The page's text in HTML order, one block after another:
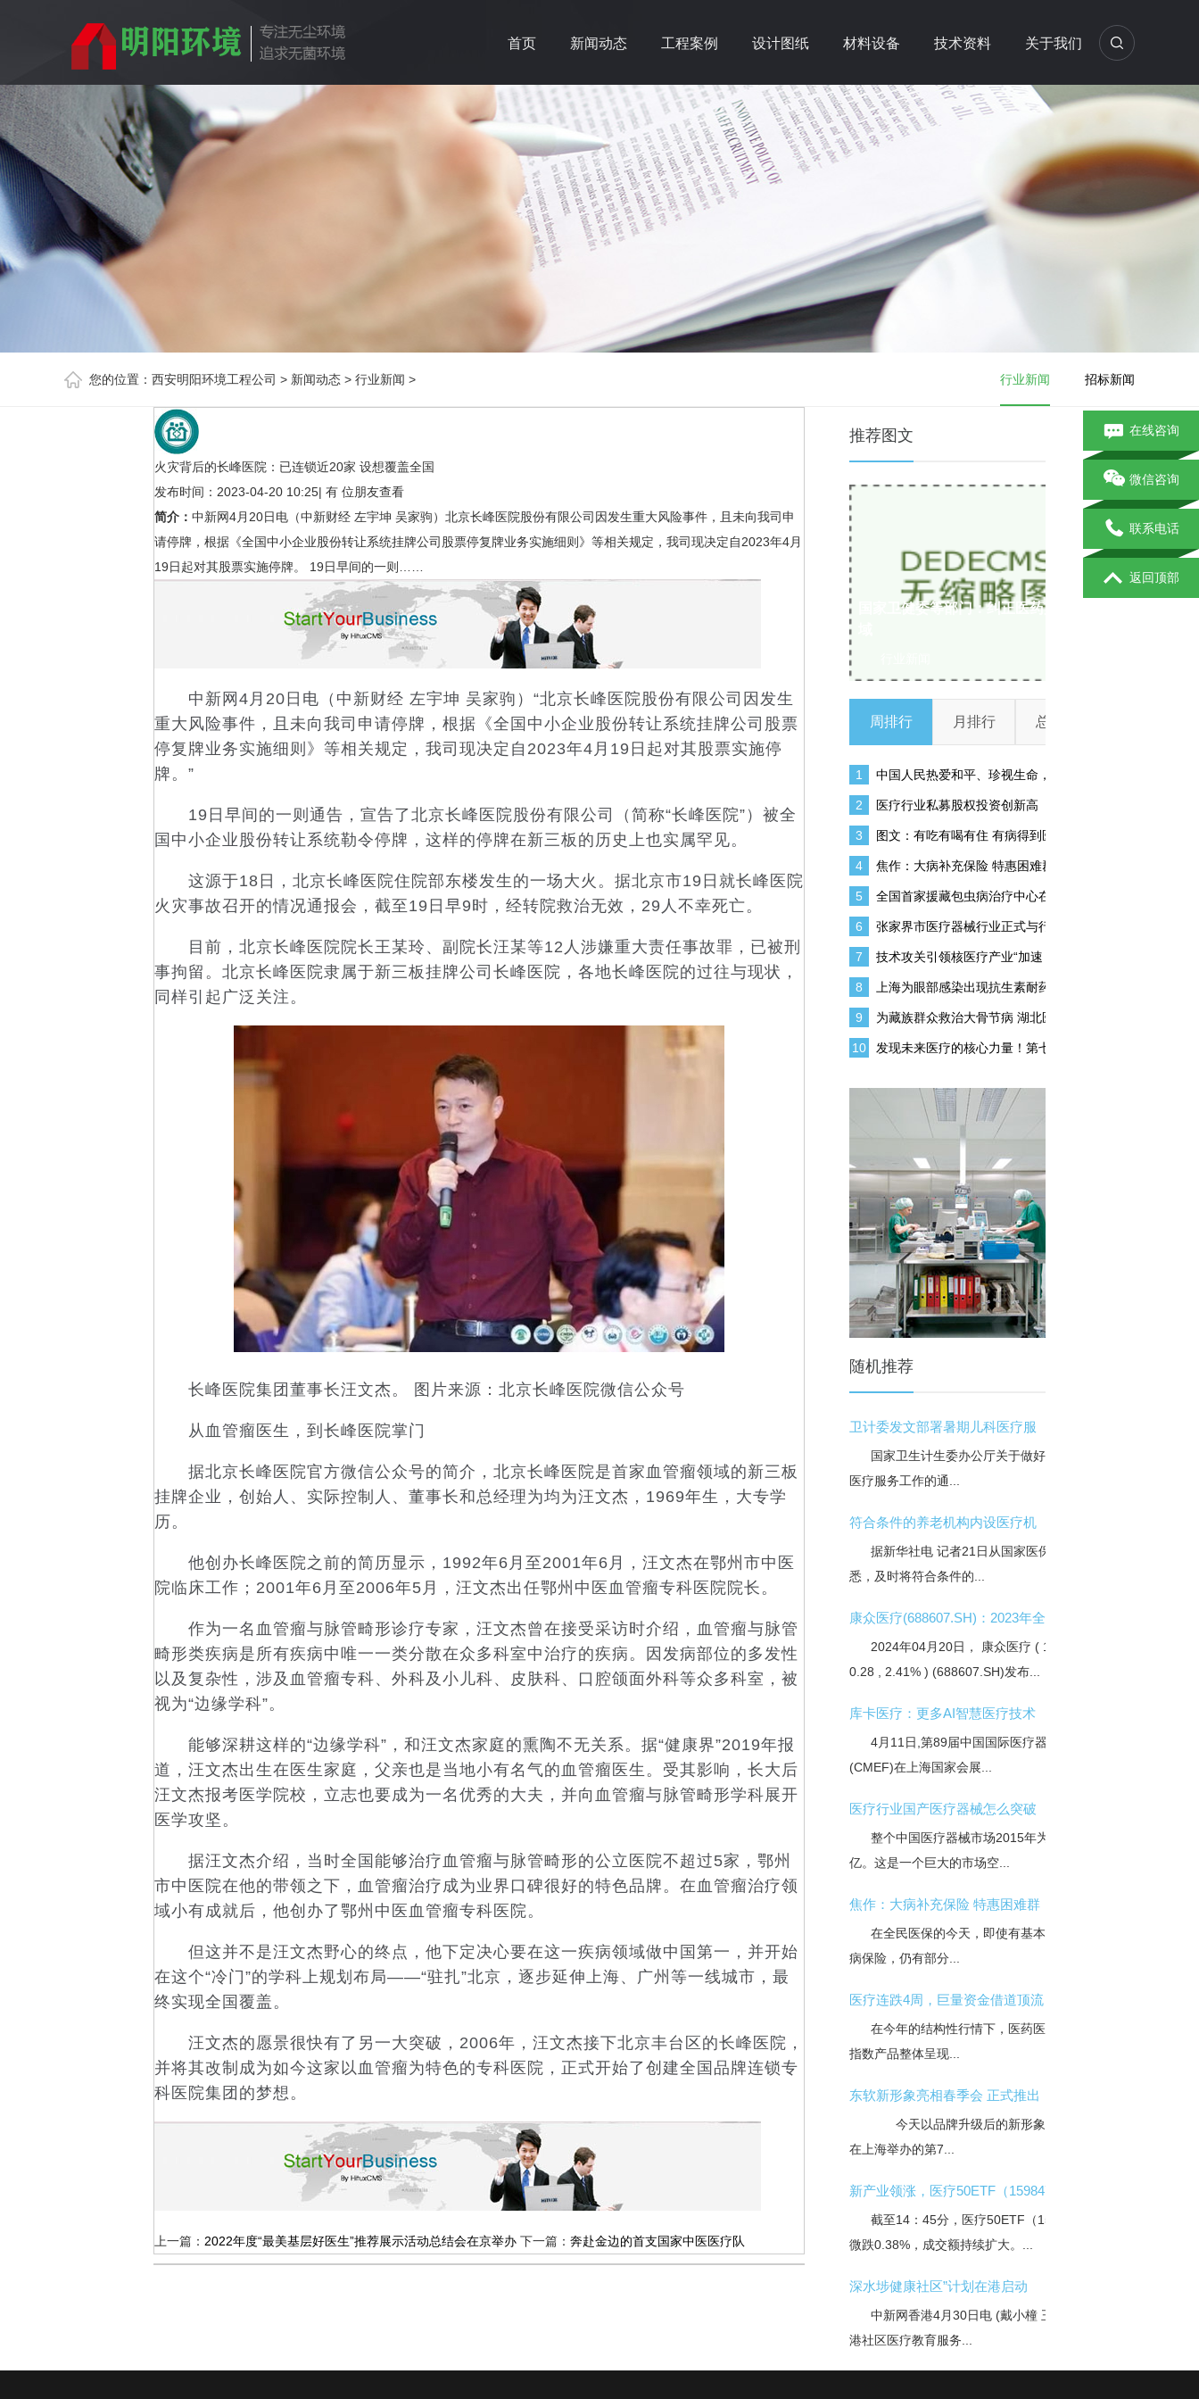
首页 新闻动态 工程案例 设计图纸 材料设备 技术资料 关于我们
您的位置： 西安明阳环境工程公司 > 新闻动态 > 行业新闻 > 行业新闻 招标新闻
火灾背后的长峰医院：已连锁近20家 设想覆盖全国
发布时间：2023-04-20 10:25| 有 位朋友查看
简介： 中新网4月20日电（中新财经 左宇坤 吴家驹）北京长峰医院股份有限公司因发生重大风险事件，且未向我司申
请停牌，根据《全国中小企业股份转让系统挂牌公司股票停复牌业务实施细则》等相关规定，我司现决定自2023年4月
19日起对其股票实施停牌。 19日早间的一则……
中新网4月20日电（中新财经 左宇坤 吴家驹）“北京长峰医院股份有限公司因发生
重大风险事件，且未向我司申请停牌，根据《全国中小企业股份转让系统挂牌公司股票
停复牌业务实施细则》等相关规定，我司现决定自2023年4月19日起对其股票实施停
牌。”
19日早间的一则通告，宣告了北京长峰医院股份有限公司（简称“长峰医院”）被全
国中小企业股份转让系统勒令停牌，这样的停牌在新三板的历史上也实属罕见。
这源于18日，北京长峰医院住院部东楼发生的一场大火。据北京市19日就长峰医院
火灾事故召开的情况通报会，截至19日早9时，经转院救治无效，29人不幸死亡。
目前，北京长峰医院院长王某玲、副院长汪某等12人涉嫌重大责任事故罪，已被刑
事拘留。北京长峰医院隶属于新三板挂牌公司长峰医院，各地长峰医院的过往与现状，
同样引起广泛关注。
长峰医院集团董事长汪文杰。 图片来源：北京长峰医院微信公众号
从血管瘤医生，到长峰医院掌门
据北京长峰医院官方微信公众号的简介，北京长峰医院是首家血管瘤领域的新三板
挂牌企业，创始人、实际控制人、董事长和总经理为均为汪文杰，1969年生，大专学
历。
他创办长峰医院之前的简历显示，1992年6月至2001年6月，汪文杰在鄂州市中医
院临床工作；2001年6月至2006年5月，汪文杰出任鄂州中医血管瘤专科医院院长。
作为一名血管瘤与脉管畸形诊疗专家，汪文杰曾在接受采访时介绍，血管瘤与脉管
畸形类疾病是所有疾病中唯一一类分散在众多科室中治疗的疾病。因发病部位的多发性
以及复杂性，涉及血管瘤专科、外科及小儿科、皮肤科、口腔颌面外科等众多科室，被
视为“边缘学科”。
能够深耕这样的“边缘学科”，和汪文杰家庭的熏陶不无关系。据“健康界”2019年报
道，汪文杰出生在医生家庭，父亲也是当地小有名气的血管瘤医生。受其影响，长大后
汪文杰报考医学院校，立志也要成为一名优秀的大夫，并向血管瘤与脉管畸形学科展开
医学攻坚。
据汪文杰介绍，当时全国能够治疗血管瘤与脉管畸形的公立医院不超过5家，鄂州
市中医院在他的带领之下，血管瘤治疗成为业界口碑很好的特色品牌。在血管瘤治疗领
域小有成就后，他创办了鄂州中医血管瘤专科医院。
但这并不是汪文杰野心的终点，他下定决心要在这一疾病领域做中国第一，并开始
在这个“冷门”的学科上规划布局——“驻扎”北京，逐步延伸上海、广州等一线城市，最
终实现全国覆盖。
汪文杰的愿景很快有了另一大突破，2006年，汪文杰接下北京丰台区的长峰医院，
并将其改制成为如今这家以血管瘤为特色的专科医院，正式开始了创建全国品牌连锁专
科医院集团的梦想。
上一篇： 2022年度“最美基层好医生”推荐展示活动总结会在京举办 下一篇： 奔赴金边的首支国家中医医疗队
推荐图文
复旦大学附属中山医院门脉高压介入
诊
行业新闻
中日产业创新发展交流大会举行 低
碳、
行业新闻
国家卫健委等部门：纠正医药购销领
周排行 月排行 总排行
1 中国人民热爱和平、珍视生命，
2 医疗行业私募股权投资创新高
3 图文：有吃有喝有住 有病得到医
4 焦作：大病补充保险 特惠困难群
5 全国首家援藏包虫病治疗中心在
6 张家界市医疗器械行业正式与行
7 技术攻关引领核医疗产业“加速
8 上海为眼部感染出现抗生素耐药
9 为藏族群众救治大骨节病 湖北医
10 发现未来医疗的核心力量！第七
随机推荐
卫计委发文部署暑期儿科医疗服
国家卫生计生委办公厅关于做好暑期儿科
医疗服务工作的通...
符合条件的养老机构内设医疗机
据新华社电 记者21日从国家医保局获
悉，及时将符合条件的...
康众医疗(688607.SH)：2023年全年实
2024年04月20日， 康众医疗 ( 11.910 ,
0.28 , 2.41% ) (688607.SH)发布...
库卡医疗：更多AI智慧医疗技术
4月11日,第89届中国国际医疗器械博览会
(CMEF)在上海国家会展...
医疗行业国产医疗器械怎么突破
整个中国医疗器械市场2015年为4800
亿。这是一个巨大的市场空...
焦作：大病补充保险 特惠困难群
在全民医保的今天，即使有基本医保、大
病保险，仍有部分...
医疗连跌4周，巨量资金借道顶流
在今年的结构性行情下，医药医疗主题类
指数产品整体呈现...
东软新形象亮相春季会 正式推出
今天以品牌升级后的新形象首次亮相
在上海举办的第7...
新产业领涨，医疗50ETF（159847）
截至14：45分，医疗50ETF（159847）
微跌0.38%，成交额持续扩大。...
深水埗健康社区”计划在港启动
中新网香港4月30日电 (戴小橦 王梁屹)香
港社区医疗教育服务...
在线咨询
微信咨询
联系电话
返回顶部